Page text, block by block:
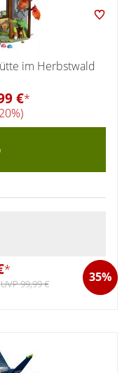
im Herbstwald
€*
* 35%
UVP 99,99 €